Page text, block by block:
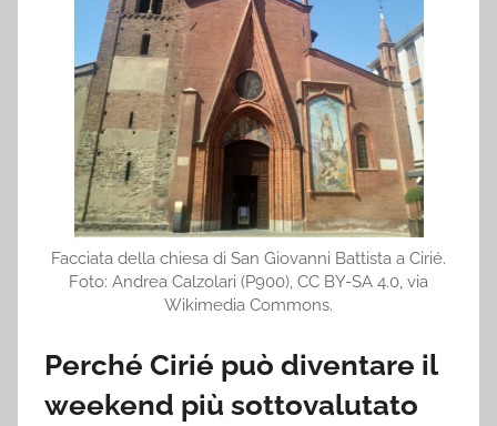
Facciata della chiesa di San Giovanni Battista a Cirié.
Foto: Andrea Calzolari (P900), CC BY-SA 4.0, via
Wikimedia Commons.
Perché Cirié può diventare il
weekend più sottovalutato